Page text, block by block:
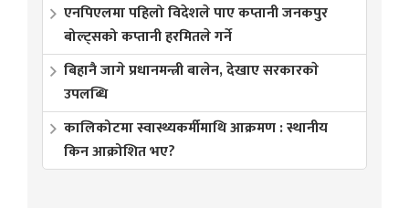
एनपिएलमा पहिलो विदेशले पाए कप्तानी जनकपुर
बोल्ट्सको कप्तानी हरमितले गर्ने
बिहानै जागे प्रधानमन्त्री बालेन, देखाए सरकारकाे
उपलब्धि
कालिकोटमा स्वास्थ्यकर्मीमाथि आक्रमण : स्थानीय
किन आक्रोशित भए?